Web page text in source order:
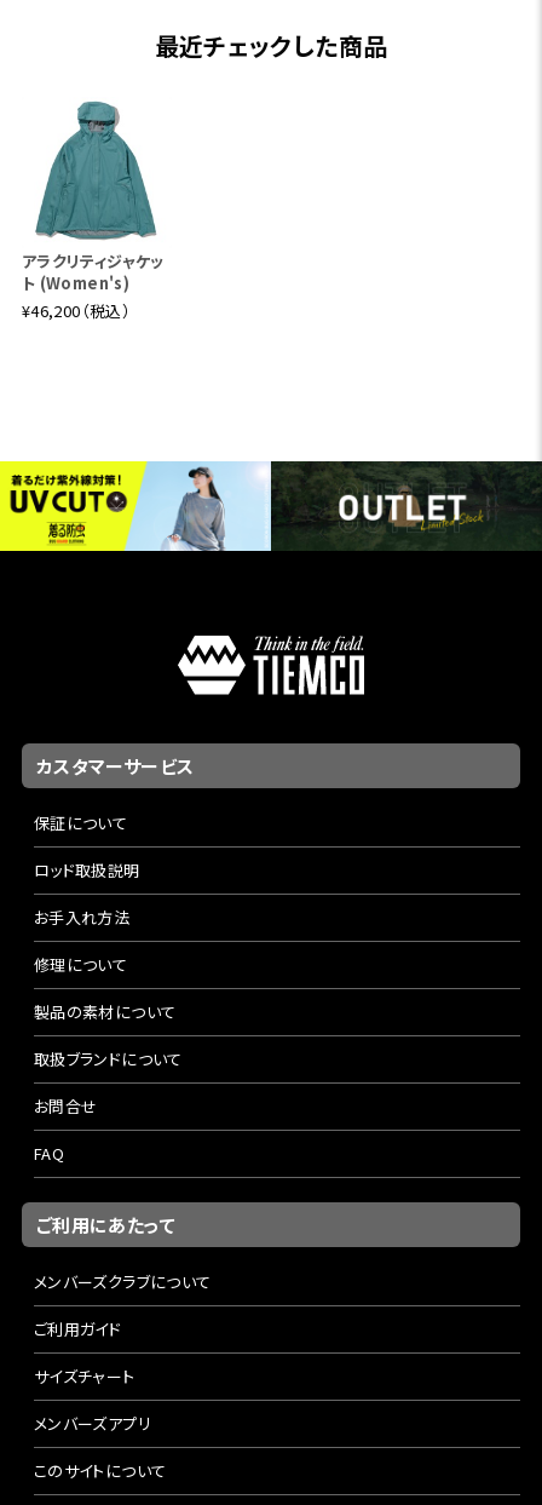
最近チェックした商品
アラクリティジャケッ
ト (Women's)
¥46,200（税込）
カスタマーサービス
保証について
ロッド取扱説明
お手入れ方法
修理について
製品の素材について
取扱ブランドについて
お問合せ
FAQ
ご利用にあたって
メンバーズクラブについて
ご利用ガイド
サイズチャート
メンバーズアプリ
このサイトについて